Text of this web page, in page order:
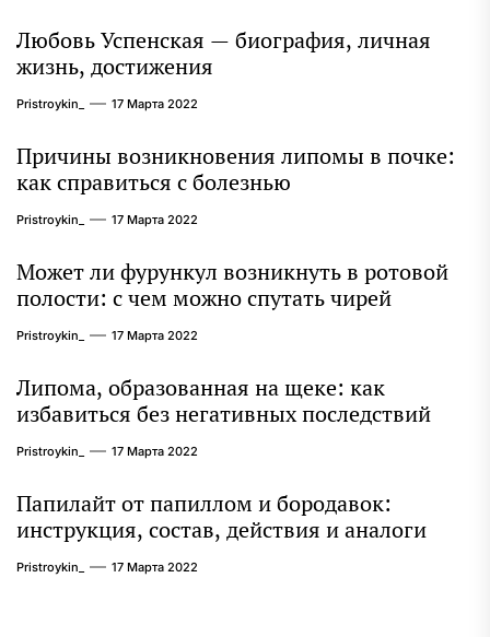
Любовь Успенская — биография, личная
жизнь, достижения
Pristroykin_ 17 Марта 2022
Причины возникновения липомы в почке:
как справиться с болезнью
Pristroykin_ 17 Марта 2022
Может ли фурункул возникнуть в ротовой
полости: с чем можно спутать чирей
Pristroykin_ 17 Марта 2022
Липома, образованная на щеке: как
избавиться без негативных последствий
Pristroykin_ 17 Марта 2022
Папилайт от папиллом и бородавок:
инструкция, состав, действия и аналоги
Pristroykin_ 17 Марта 2022